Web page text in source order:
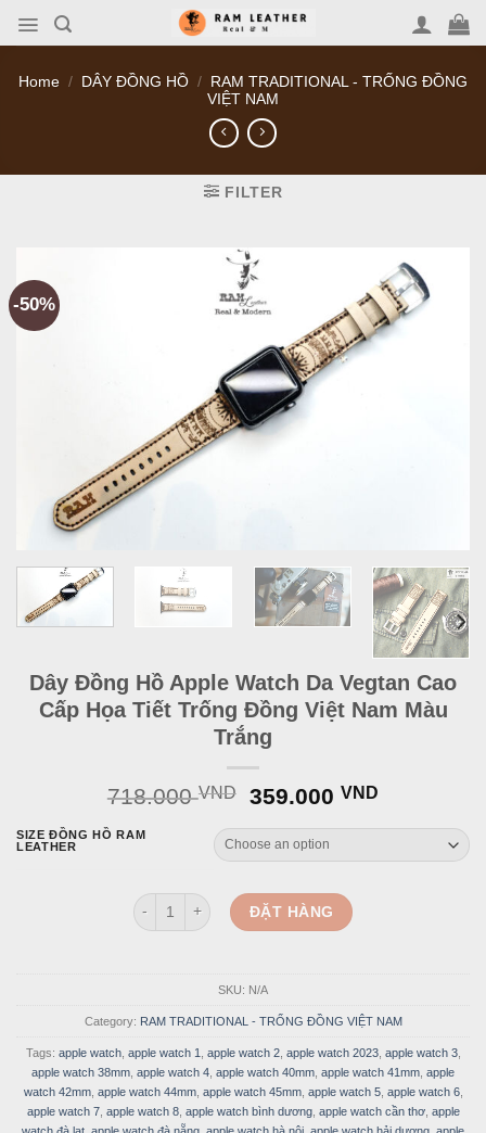
Home / DÂY ĐỒNG HỒ / RAM TRADITIONAL - TRỐNG ĐỒNG
VIỆT NAM
FILTER
-50%
Dây Đồng Hồ Apple Watch Da Vegtan Cao
Cấp Họa Tiết Trống Đồng Việt Nam Màu
Trắng
718.000VND
Original
was:
718.000 VND.
359.000VND
359.000
SIZE ĐỒNG HỒ RAM
LEATHER
Dây Đồng Hồ Apple Watch Da Vegtan Cao Cấp
ĐẶT HÀNG
SKU: N/A
Category: RAM TRADITIONAL - TRỐNG ĐỒNG VIỆT NAM
Tags: apple watch, apple watch 1 apple watch 2, apple watch 2023, apple watch 3,
apple watch 38mm apple watch 4 apple watch 40mm apple watch 41mm apple
watch 42mm, apple watch 44mm, apple watch 45mm, apple watch 5, apple watch 6,
apple watch 7, apple watch 8, apple watch bình dương, apple watch cần thơ, apple